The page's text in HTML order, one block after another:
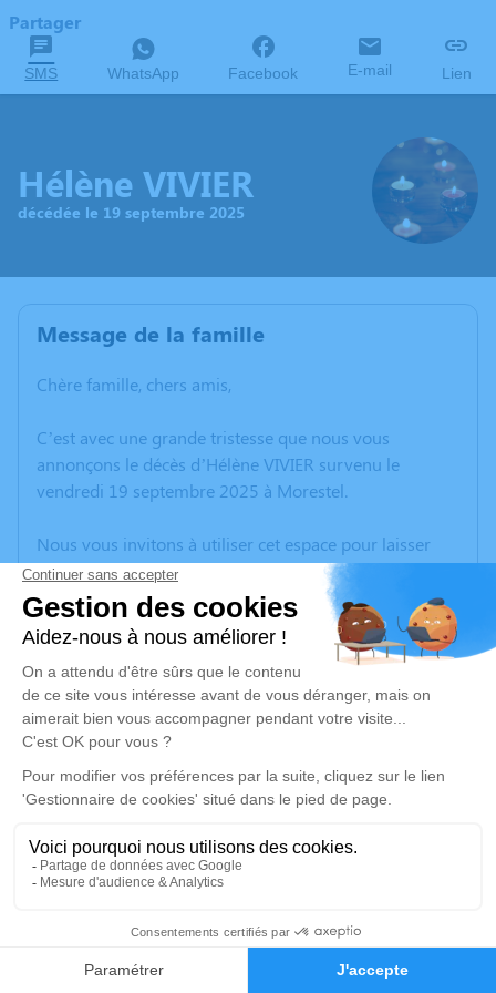
Faire-part Hommages
Partager
SMS WhatsApp Facebook E-mail Lien
Hélène VIVIER
décédée le 19 septembre 2025
Message de la famille
Chère famille, chers amis,
C’est avec une grande tristesse que nous vous
annonçons le décès d’Hélène VIVIER survenu le
vendredi 19 septembre 2025 à Morestel.
Nous vous invitons à utiliser cet espace pour laisser
vos condoléances, partager des photos souvenirs, une
anecdote ou exprimer vos pensées à travers des
poèmes ou des textes. Cet endroit est un lieu
d'expression dédié à honorer la mémoire d’Hélène
VIVIER.
Un service de plantation d’arbre hommage est
disponible ici.
Je rends hommage
Cérémonie
Eglise Notre-Dame
38440 Artas